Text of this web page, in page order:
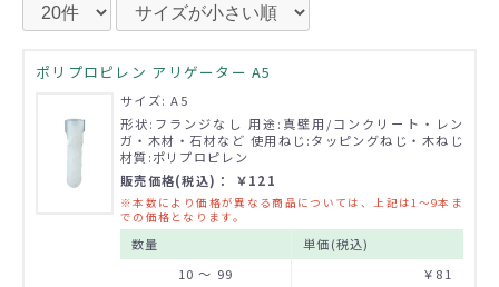
ポリプロピレン アリゲーター A5
サイズ: A5
形状:フランジなし 用途:真壁用/コンクリート・レン
ガ・木材・石材など 使用ねじ:タッピングねじ・木ねじ
材質:ポリプロピレン
販売価格(税込)： ￥121
※本数により価格が異なる商品については、上記は1～9本ま
での価格となります。
数量
単価(税込)
10 ～ 99
￥81